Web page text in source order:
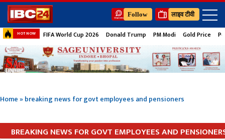
Follow लाइव टीवी
HOT NOW FIFA World Cup 2026 Donald Trump PM Modi Gold Price
Home»breaking news for govt employees and pensioners
BREAKING NEWS FOR GOVT EMPLOYEES AND